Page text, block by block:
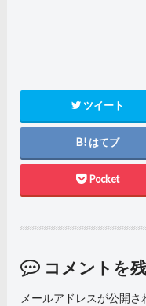
ツイート
はてブ
Pocket
コメントを
メールアドレスが公開さ